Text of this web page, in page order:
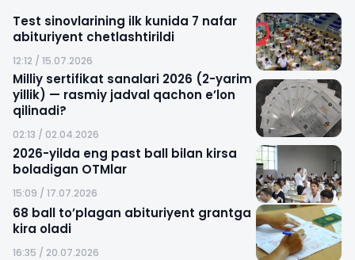
Test sinovlarining ilk kunida 7 nafar
abituriyent chetlashtirildi
12:12 / 15.07.2026
Milliy sertifikat sanalari 2026 (2-yarim
yillik) — rasmiy jadval qachon e’lon
qilinadi?
02:13 / 02.04.2026
2026-yilda eng past ball bilan kirsa
boladigan OTMlar
15:09 / 17.07.2026
68 ball to’plagan abituriyent grantga
kira oladi
16:35 / 20.07.2026